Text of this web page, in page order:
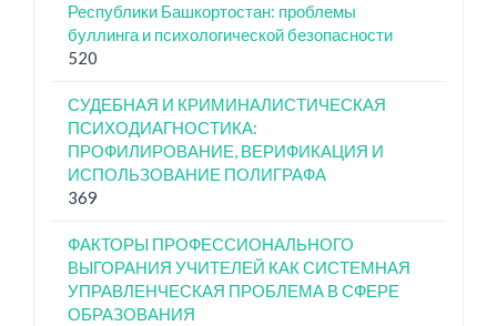
Республики Башкортостан: проблемы
буллинга и психологической безопасности
520
СУДЕБНАЯ И КРИМИНАЛИСТИЧЕСКАЯ
ПСИХОДИАГНОСТИКА:
ПРОФИЛИРОВАНИЕ, ВЕРИФИКАЦИЯ И
ИСПОЛЬЗОВАНИЕ ПОЛИГРАФА
369
ФАКТОРЫ ПРОФЕССИОНАЛЬНОГО
ВЫГОРАНИЯ УЧИТЕЛЕЙ КАК СИСТЕМНАЯ
УПРАВЛЕНЧЕСКАЯ ПРОБЛЕМА В СФЕРЕ
ОБРАЗОВАНИЯ